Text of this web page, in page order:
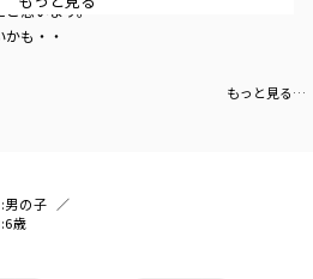
と思います。
も・・
もっと見る…
男の子
6歳
ズの動きに耐える
にもおでかけにも。